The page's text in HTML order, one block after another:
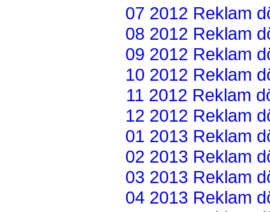
07 2012 Reklam
08 2012 Reklam
09 2012 Reklam
10 2012 Reklam
11 2012 Reklam
12 2012 Reklam
01 2013 Reklam
02 2013 Reklam
03 2013 Reklam
04 2013 Reklam